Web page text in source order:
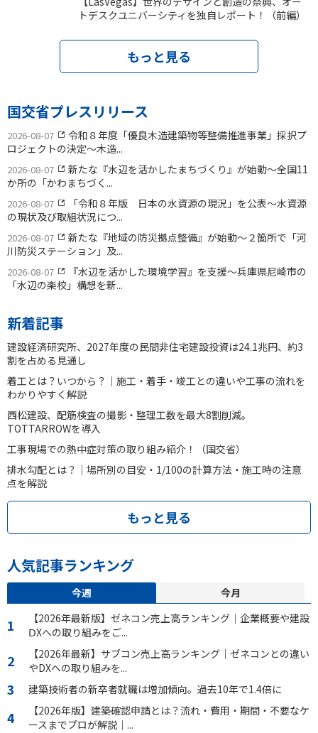
トデスクユニバーシティを独自レポート！（前編）
もっと見る
国交省プレスリリース
2026-08-07
令和８年度「優良木造建築物等整備推進事業」採択プ
ロジェクトの決定〜木造...
2026-08-07
新たな『水辺を活かしたまちづくり』が始動〜全国11
か所の「かわまちづく...
2026-08-07
「令和８年版 日本の水資源の現況」を公表〜水資源
の現状及び取組状況につ...
2026-08-07
新たな『地域の防災拠点整備』が始動〜２箇所で「河
川防災ステーション」及...
2026-08-07
『水辺を活かした環境学習』を支援〜兵庫県尼崎市の
「水辺の楽校」構想を新...
新着記事
建設経済研究所、2027年度の民間非住宅建設投資は24.1兆円、約3
割を占める見通し
着工とは？いつから？｜施工・着手・竣工との違いや工事の流れを
わかりやすく解説
西松建設、配筋検査の撮影・整理工数を最大8割削減。
TOTTARROWを導入
工事現場での熱中症対策の取り組み紹介！（国交省）
排水勾配とは？｜場所別の目安・1/100の計算方法・施工時の注意
点を解説
もっと見る
人気記事ランキング
今週
今月
【2026年最新版】ゼネコン売上高ランキング｜企業概要や建設
ⅮXへの取り組みをご...
【2026年最新】サブコン売上高ランキング｜ゼネコンとの違い
やDXへの取り組みを...
建築技術者の新卒者就職は増加傾向。過去10年で1.4倍に
【2026年版】建築確認申請とは？流れ・費用・期間・不要なケ
ースまでプロが解説｜...